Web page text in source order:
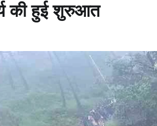
की हुई शुरुआत